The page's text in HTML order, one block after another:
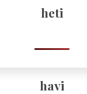
heti
havi